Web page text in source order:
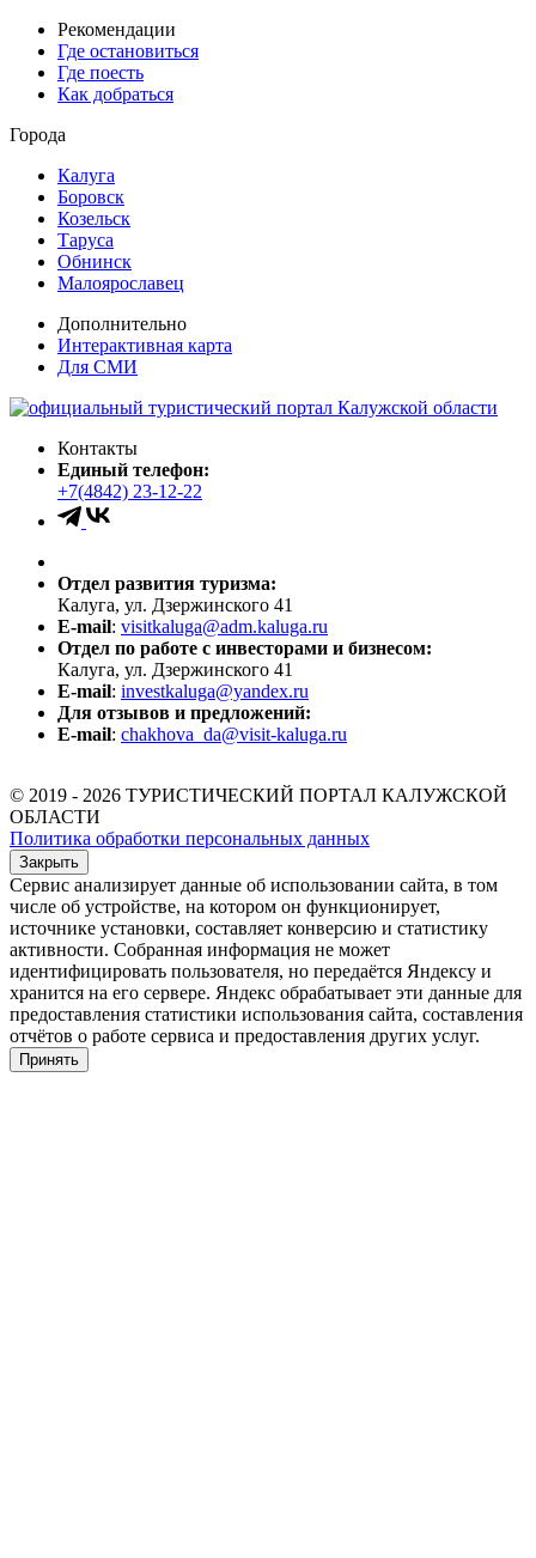
Рекомендации
Где остановиться
Где поесть
Как добраться
Города
Калуга
Боровск
Козельск
Таруса
Обнинск
Малоярославец
Дополнительно
Интерактивная карта
Для СМИ
Контакты
Единый телефон:
+7(4842) 23-12-22
Отдел развития туризма:
Калуга, ул. Дзержинского 41
E-mail: visitkaluga@adm.kaluga.ru
Отдел по работе с инвесторами и бизнесом:
Калуга, ул. Дзержинского 41
E-mail: investkaluga@yandex.ru
Для отзывов и предложений:
E-mail: chakhova_da@visit-kaluga.ru
© 2019 - 2026 ТУРИСТИЧЕСКИЙ ПОРТАЛ КАЛУЖСКОЙ
ОБЛАСТИ
Политика обработки персональных данных
Закрыть
Сервис анализирует данные об использовании сайта, в том
числе об устройстве, на котором он функционирует,
источнике установки, составляет конверсию и статистику
активности. Собранная информация не может
идентифицировать пользователя, но передаётся Яндексу и
хранится на его сервере. Яндекс обрабатывает эти данные для
предоставления статистики использования сайта, составления
отчётов о работе сервиса и предоставления других услуг.
Принять